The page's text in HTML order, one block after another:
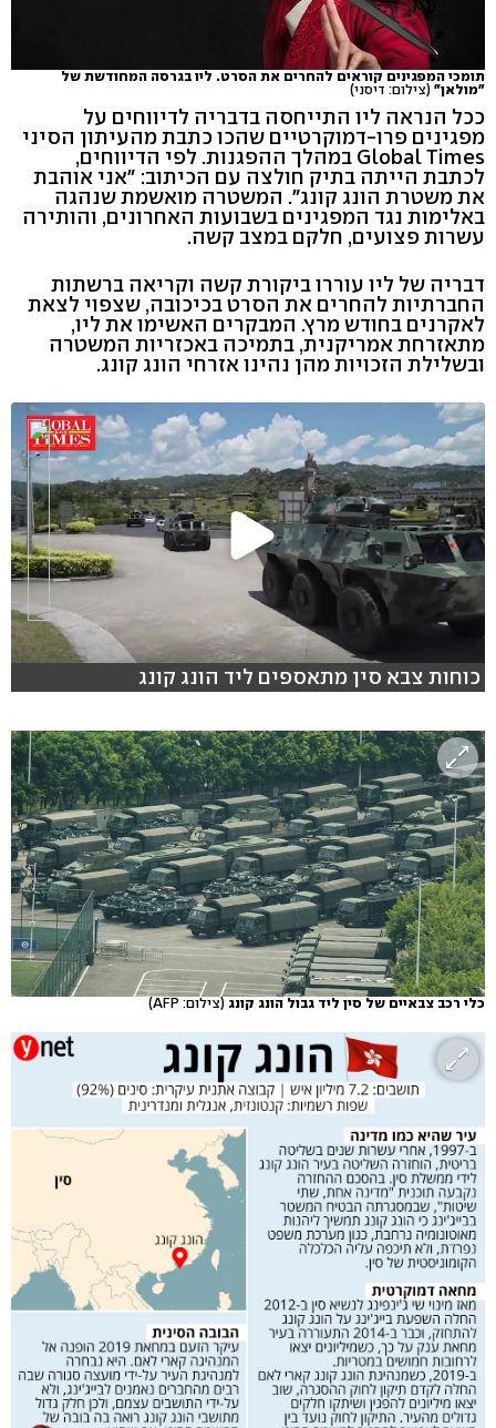
תומכי המפגינים קוראים להחרים את הסרט. ליו בגרסה המחודשת של
"מולאן" (צילום: דיסני)
ככל הנראה ליו התייחסה בדבריה לדיווחים על
מפגינים פרו-דמוקרטיים שהכו כתבת מהעיתון הסיני
Global Times במהלך ההפגנות. לפי הדיווחים,
לכתבת הייתה בתיק חולצה עם הכיתוב: "אני אוהבת
את משטרת הונג קונג". המשטרה מואשמת שנהגה
באלימות נגד המפגינים בשבועות האחרונים, והותירה
עשרות פצועים, חלקם במצב קשה.
דבריה של ליו עוררו ביקורת קשה וקריאה ברשתות
החברתיות להחרים את הסרט בכיכובה, שצפוי לצאת
לאקרנים בחודש מרץ. המבקרים האשימו את ליו,
מתאזרחת אמריקנית, בתמיכה באכזריות המשטרה
ובשלילת הזכויות מהן נהינו אזרחי הונג קונג.
כוחות צבא סין מתאספים ליד הונג קונג
כלי רכב צבאיים של סין ליד גבול הונג קונג (צילום: AFP)